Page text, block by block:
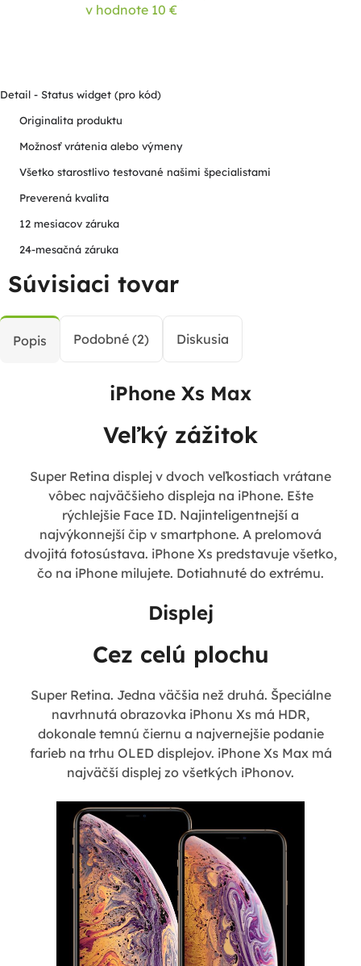
v hodnote 10 €
Detail - Status widget (pro kód)
Originalita produktu
Možnosť vrátenia alebo výmeny
Všetko starostlivo testované našimi špecialistami
Preverená kvalita
12 mesiacov záruka
24-mesačná záruka
Súvisiaci tovar
Popis Podobné (2) Diskusia
iPhone Xs Max
Veľký zážitok
Super Retina displej v dvoch veľkostiach vrátane
vôbec najväčšieho displeja na iPhone. Ešte
rýchlejšie Face ID. Najinteligentnejší a
najvýkonnejší čip v smartphone. A prelomová
dvojitá fotosústava. iPhone Xs predstavuje všetko,
čo na iPhone milujete. Dotiahnuté do extrému.
Displej
Cez celú plochu
Super Retina. Jedna väčšia než druhá. Špeciálne
navrhnutá obrazovka iPhonu Xs má HDR,
dokonale temnú čiernu a najvernejšie podanie
farieb na trhu OLED displejov. iPhone Xs Max má
najväčší displej zo všetkých iPhonov.